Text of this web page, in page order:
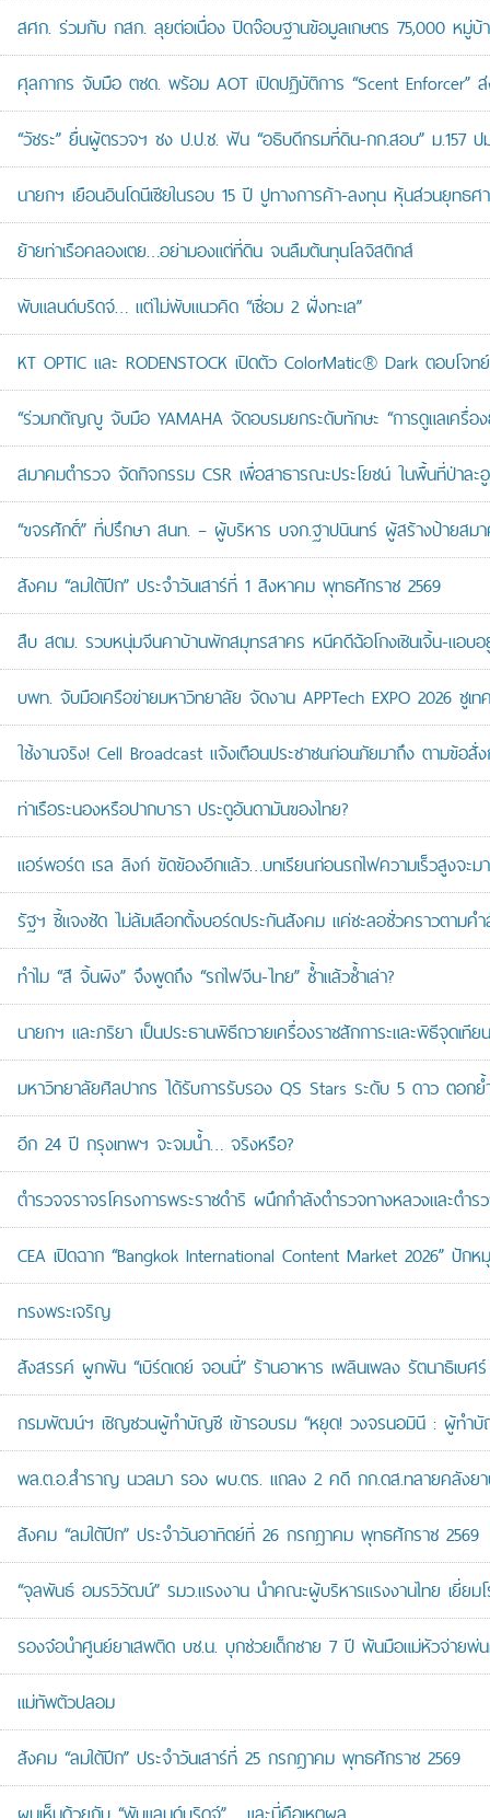
สศก. ร่วมกับ กสก. ลุยต่อเนื่อง ปิดจ๊อบฐานข้อมูลเกษตร 75,000 หมู่
ศุลกากร จับมือ ตชด. พร้อม AOT เปิดปฏิบัติการ “Scent Enforcer”
“วัชระ” ยื่นผู้ตรวจฯ ชง ป.ป.ช. ฟัน “อธิบดีกรมที่ดิน-กก.สอบ” ม.157 ป
นายกฯ เยือนอินโดนีเซียในรอบ 15 ปี ปูทางการค้า-ลงทุน หุ้นส่วนยุทธศ
ย้ายท่าเรือคลองเตย…อย่ามองแต่ที่ดิน จนลืมต้นทุนโลจิสติกส์
พับแลนด์บริดจ์… แต่ไม่พับแนวคิด “เชื่อม 2 ฝั่งทะเล”
KT OPTIC และ RODENSTOCK เปิดตัว ColorMatic® Dark ตอบโจ
“ร่วมกตัญญู จับมือ YAMAHA จัดอบรมยกระดับทักษะ “การดูแลเครื่อ
สมาคมตำรวจ จัดกิจกรรม CSR เพื่อสาธารณะประโยชน์ ในพื้นที่ป่าละอู
“ขจรศักดิ์” ที่ปรึกษา สนท. – ผู้บริหาร บจก.ฐาปนินทร์ ผู้สร้างป้ายสม
สังคม “ลมใต้ปีก” ประจำวันเสาร์ที่ 1 สิงหาคม พุทธศักราช 2569
สืบ สตม. รวบหนุ่มจีนคาบ้านพักสมุทรสาคร หนีคดีฉ้อโกงเซินเจิ้น-แอบอ
บพท. จับมือเครือข่ายมหาวิทยาลัย จัดงาน APPTech EXPO 2026 ชูเ
ใช้งานจริง! Cell Broadcast แจ้งเตือนประชาชนก่อนภัยมาถึง ตามข้อสั่
ท่าเรือระนองหรือปากบารา ประตูอันดามันของไทย?
แอร์พอร์ต เรล ลิงก์ ขัดข้องอีกแล้ว…บทเรียนก่อนรถไฟความเร็วสูงจะม
รัฐฯ ชี้แจงชัด ไม่ล้มเลือกตั้งบอร์ดประกันสังคม แค่ชะลอชั่วคราวตามค
ทำไม “สี จิ้นผิง” จึงพูดถึง “รถไฟจีน-ไทย” ซ้ำแล้วซ้ำเล่า?
นายกฯ และภริยา เป็นประธานพิธีถวายเครื่องราชสักการะและพิธีจุดเ
มหาวิทยาลัยศิลปากร ได้รับการรับรอง QS Stars ระดับ 5 ดาว ตอก
อีก 24 ปี กรุงเทพฯ จะจมน้ำ… จริงหรือ?
ตำรวจจราจรโครงการพระราชดำริ ผนึกกำลังตำรวจทางหลวงและตำ
CEA เปิดฉาก “Bangkok International Content Market 2026” ปั
ทรงพระเจริญ
สังสรรค์ ผูกพัน “เบิร์ดเดย์ จอนนี่” ร้านอาหาร เพลินเพลง รัตนาธิเบศ
กรมพัฒน์ฯ เชิญชวนผู้ทำบัญชี เข้ารอบรม “หยุด! วงจรนอมินี : ผู้ทำ
พล.ต.อ.สำราญ นวลมา รอง ผบ.ตร. แถลง 2 คดี กก.ดส.ทลายคลังย
สังคม “ลมใต้ปีก” ประจำวันอาทิตย์ที่ 26 กรกฎาคม พุทธศักราช 2569
“จุลพันธ์ อมรวิวัฒน์” รมว.แรงงาน นำคณะผู้บริหารแรงงานไทย เยี่ยม
รองจ๋อนำศูนย์ยาเสพติด บช.น. บุกช่วยเด็กชาย 7 ปี พ้นมือแม่หัวจ่ายพ่น
แม่ทัพตัวปลอม
สังคม “ลมใต้ปีก” ประจำวันเสาร์ที่ 25 กรกฎาคม พุทธศักราช 2569